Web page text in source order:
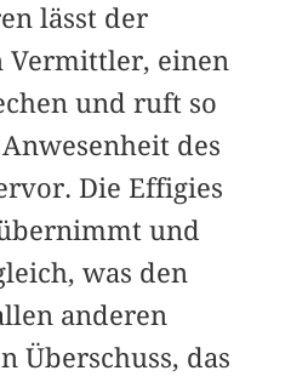
lässt der
Vermittler, einen
und ruft so
des
Die Effigies
und
was den
anderen
Überschuss, das